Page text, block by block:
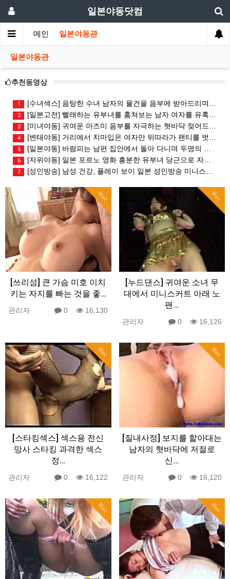
일본야동닷컴
메인 일본야동관
일본야동관
추천동영상
1 [수녀섹스] 음탕한 수녀 남자의 물건을 음부에 받아드리며 흥분 일본 윤간 ?
2 [일본고전] 빨래하는 유부녀를 훔쳐보는 남자 여자를 유혹 식스나인 섹스를
3 [미녀야동] 귀여운 아즈미 음부를 자극하는 혓바닥 젖어드는 음부 부드러운
4 [변태야동] 거리에서 치마입은 여자만 뒤따라가 팬티를 벗기고 도망가는 변
5 [일본야동] 바람피는 남편 집안에서 돌아 다니며 두명의 여자를 번갈아가며
6 [자위야동] 일본 포르노 영화 흥분한 유부녀 당근으로 자위하다 만족이 안?
7 [성인방송] 남성 건강, 플레이 보이 일본 성인방송 미니스커트 안에 노팬티
Hot
[쓰리섬] 큰 가슴 미호 이치
키는 자지를 빠는 것을 좋…
관리자 0 16,130
Hot
[누드댄스] 귀여운 소녀 무
대에서 미니스커트 아래 노
팬…
관리자 0 16,126
Hot
[스타킹섹스] 섹스용 전신
망사 스타킹 과격한 섹스
정…
관리자 0 16,122
Hot
[질내사정] 보지를 핥아대는
남자의 혓바닥에 저절로
신…
관리자 0 16,120
Hot Hot